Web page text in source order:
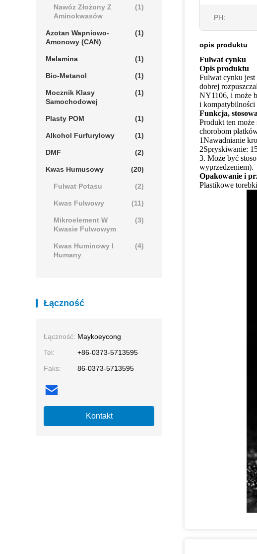
Nawóz Złożony Z
Aminokwasów
(1)
Azotan Wapniowo-
Amonowy (CAN)
(1)
Melamina (1)
Bio-Metanol (1)
Mocznik Klasy
Samochodowej
(1)
Plasty POM (1)
Alkohol Furfurylowy (1)
DMF (2)
Kwas Humusowy (20)
Fulwat Potasu (2)
Kwas Fulwowy (11)
Mikroelement W
Kwasie Fulwowym
(3)
Kwas Huminowy I
Humany
(4)
Łączność
Łączność: Maykoeycong
Tel:
+86-0373-5713595
Faks:
86-0373-5713595
Kontakt
PH:
opis produktu
Fulwat cynku
Opis produktu
Fulwat cynku
dobrej
NY1106, i może
i kompatybilności
Funkcja,
Produkt ten
chorobom
1Nawadnianie
2Spryskiwanie:
3. Może być
wyprzedzeniem).
Opakowanie i
Plastikowe